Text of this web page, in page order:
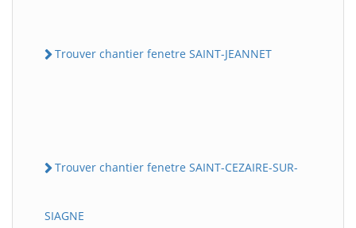
Trouver chantier fenetre SAINT-JEANNET
Trouver chantier fenetre SAINT-CEZAIRE-SUR-
SIAGNE